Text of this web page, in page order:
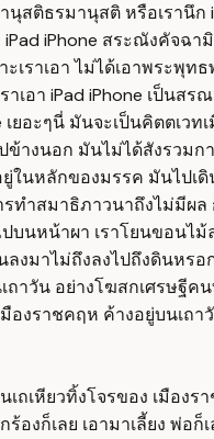
นุสติธรมานุสติ หรือเรานึก
iPhone สระณังคัจฉา
ะเราเอา ไม่ได้เอาพระพุท
าเอา iPad iPhone เป็นส
เยอะๆนี่ มันจะเป็นคิตตเวท
ข้างนอก มันไม่ได้สังรวมก
ยู่ในหลักของมรรค มันไปเ
ทำสมาธิภาวนาถึงไม่มีผล
ปบนหน้าผา เราโยนขอนไ
ลงมาไม่ถึงลงไปถึงดินหรอ
ถาวัน อย่างโฆสกเศรษฐี
มืองราชคฤห ค้างอยู่บนเถา
เถเหียวทิ้งโจรของ เมือง
ร้องก็เลย เอามาเลี้ยง พ่อก็